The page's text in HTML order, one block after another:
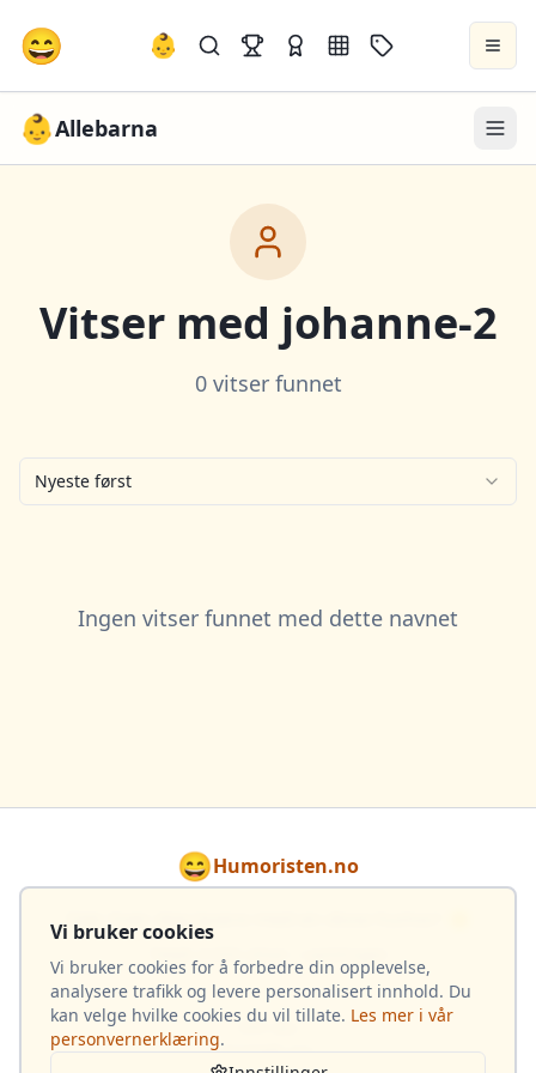
😄 👶
👶Allebarna
Vitser med johanne-2
0 vitser funnet
Nyeste først
Ingen vitser funnet med dette navnet
😄Humoristen.no
Gjør hver dag lysere med en dose humor! 🌟
Totalt 4 033 vitser i samlingen
Om oss
Kontakt oss
Vi bruker cookies
Vi bruker cookies for å forbedre din opplevelse,
analysere trafikk og levere personalisert innhold. Du
kan velge hvilke cookies du vil tillate. Les mer i vår
personvernerklæring.